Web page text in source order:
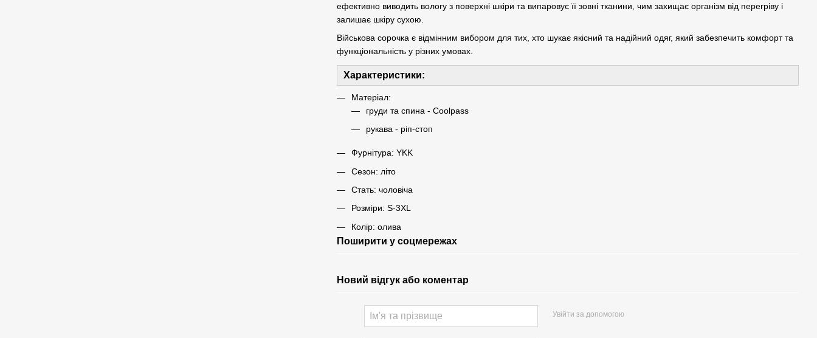
ефективно виводить вологу з поверхні шкіри та випаровує її зовні тканини, чим захищає організм від перегріву і
залишає шкіру сухою.
Військова сорочка є відмінним вибором для тих, хто шукає якісний та надійний одяг, який забезпечить комфорт та
функціональність у різних умовах.
Характеристики:
Матеріал:
груди та спина - Coolpass
рукава - ріп-стоп
Фурнітура: YKK
Сезон: літо
Стать: чоловіча
Розміри: S-3XL
Колір: олива
Поширити у соцмережах
Новий відгук або коментар
Увійти за допомогою